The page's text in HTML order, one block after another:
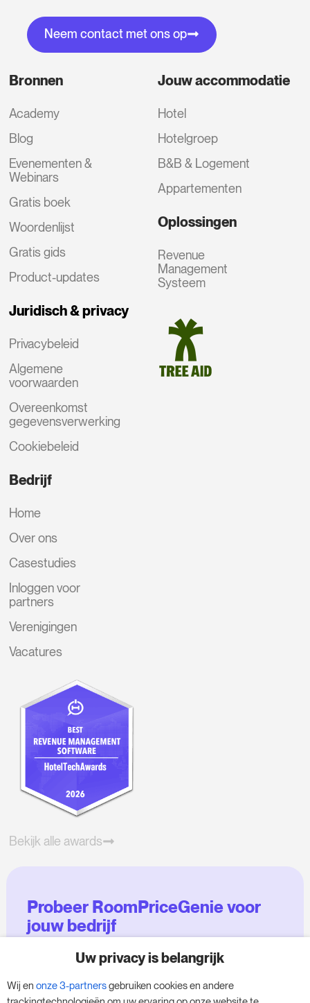
Neem contact met ons op
Bronnen
Academy
Blog
Evenementen &
Webinars
Gratis boek
Woordenlijst
Gratis gids
Product-updates
Juridisch & privacy
Privacybeleid
Algemene
voorwaarden
Overeenkomst
gegevensverwerking
Cookiebeleid
Jouw accommodatie
Hotel
Hotelgroep
B&B & Logement
Appartementen
Oplossingen
Revenue
Management
Systeem
Bedrijf
Home
Over ons
Casestudies
Inloggen voor
partners
Verenigingen
Vacatures
Bekijk alle awards
Probeer RoomPriceGenie voor
jouw bedrijf
Maak gebruik van onze 14-daagse proefversie
en geef je bedrijf een boost - zonder
verplichtingen.
Uw privacy is belangrijk
Wij en onze 3-partnersgebruiken cookies en andere